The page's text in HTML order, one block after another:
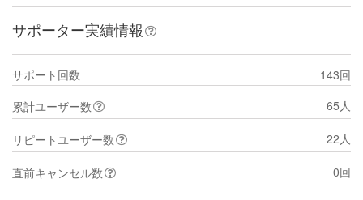
サポーター実績情報
サポート回数
143回
累計ユーザー数
65人
リピートユーザー数 22人
直前キャンセル数 0回